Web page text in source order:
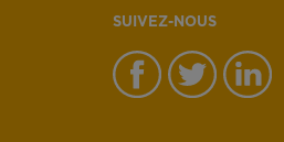
SUIVEZ-NOUS